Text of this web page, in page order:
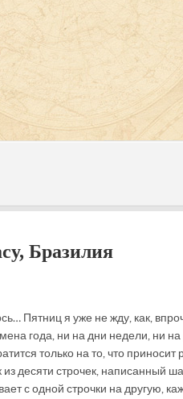
Бразилия
Пятниц я уже не жду, как,
года, ни на дни недели, ни
только на то, что приносит
десяти строчек, написанный
с одной строчки на другую,